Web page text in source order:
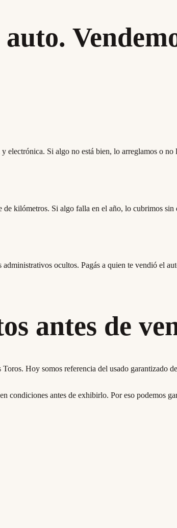
electrónica. Si algo no está bien, lo arreglamos o no
kilómetros. Si algo falla en el año, lo cubrimos sin
ocultos. Pagás a quien te vendió el
antes de
Toros. Hoy somos referencia del usado
antes de exhibirlo. Por eso podemos